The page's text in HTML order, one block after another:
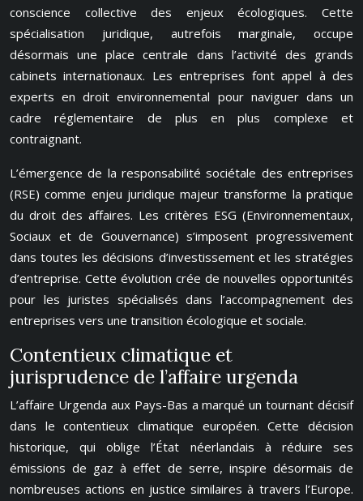
conscience collective des enjeux écologiques. Cette
spécialisation juridique, autrefois marginale, occupe
désormais une place centrale dans l’activité des grands
cabinets internationaux. Les entreprises font appel à des
experts en droit environnemental pour naviguer dans un
cadre réglementaire de plus en plus complexe et
contraignant.
L’émergence de la responsabilité sociétale des entreprises
(RSE) comme enjeu juridique majeur transforme la pratique
du droit des affaires. Les critères ESG (Environnementaux,
Sociaux et de Gouvernance) s’imposent progressivement
dans toutes les décisions d’investissement et les stratégies
d’entreprise. Cette évolution crée de nouvelles opportunités
pour les juristes spécialisés dans l’accompagnement des
entreprises vers une transition écologique et sociale.
Contentieux climatique et
jurisprudence de l’affaire urgenda
L’affaire Urgenda aux Pays-Bas a marqué un tournant décisif
dans le contentieux climatique européen. Cette décision
historique, qui oblige l’État néerlandais à réduire ses
émissions de gaz à effet de serre, inspire désormais de
nombreuses actions en justice similaires à travers l’Europe.